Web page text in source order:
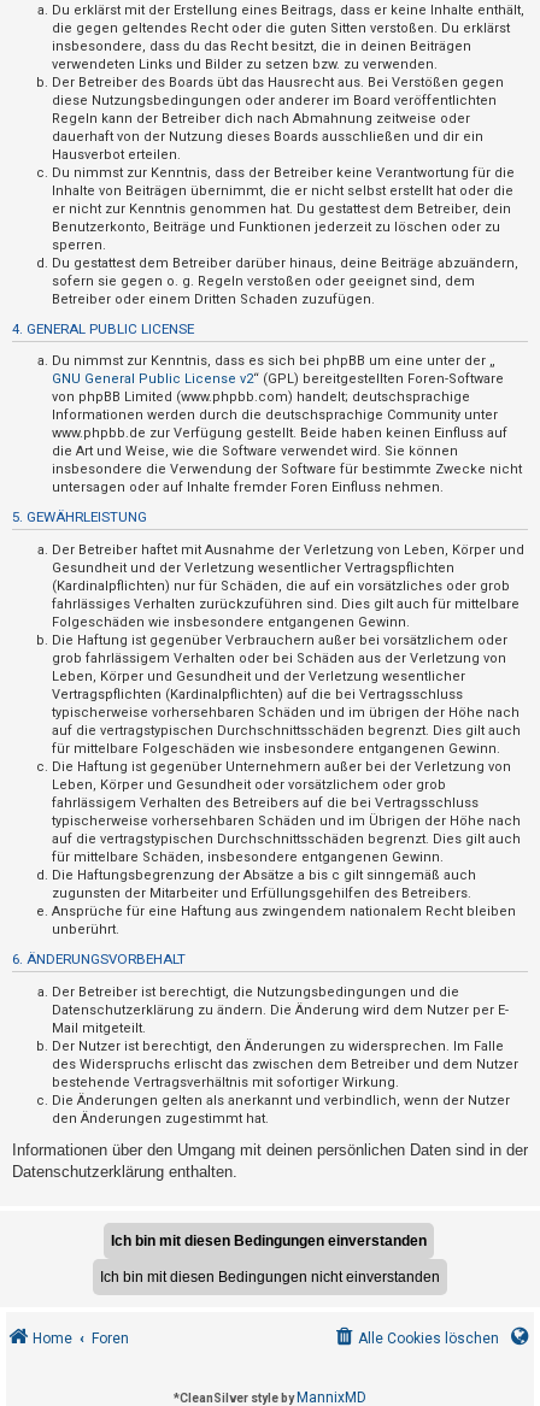
t
e
m
Du erklärst mit der Erstellung eines Beitrags, dass er keine Inhalte enthält,
die gegen geltendes Recht oder die guten Sitten verstoßen. Du erklärst
insbesondere, dass du das Recht besitzt, die in deinen Beiträgen
verwendeten Links und Bilder zu setzen bzw. zu verwenden.
Der Betreiber des Boards übt das Hausrecht aus. Bei Verstößen gegen
diese Nutzungsbedingungen oder anderer im Board veröffentlichten
Regeln kann der Betreiber dich nach Abmahnung zeitweise oder
dauerhaft von der Nutzung dieses Boards ausschließen und dir ein
Hausverbot erteilen.
Du nimmst zur Kenntnis, dass der Betreiber keine Verantwortung für die
Inhalte von Beiträgen übernimmt, die er nicht selbst erstellt hat oder die
er nicht zur Kenntnis genommen hat. Du gestattest dem Betreiber, dein
Benutzerkonto, Beiträge und Funktionen jederzeit zu löschen oder zu
sperren.
Du gestattest dem Betreiber darüber hinaus, deine Beiträge abzuändern,
sofern sie gegen o. g. Regeln verstoßen oder geeignet sind, dem
Betreiber oder einem Dritten Schaden zuzufügen.
4. GENERAL PUBLIC LICENSE
Du nimmst zur Kenntnis, dass es sich bei phpBB um eine unter der „
GNU General Public License v2“ (GPL) bereitgestellten Foren-Software
von phpBB Limited (www.phpbb.com) handelt; deutschsprachige
Informationen werden durch die deutschsprachige Community unter
www.phpbb.de zur Verfügung gestellt. Beide haben keinen Einfluss auf
die Art und Weise, wie die Software verwendet wird. Sie können
insbesondere die Verwendung der Software für bestimmte Zwecke nicht
untersagen oder auf Inhalte fremder Foren Einfluss nehmen.
5. GEWÄHRLEISTUNG
Der Betreiber haftet mit Ausnahme der Verletzung von Leben, Körper und
Gesundheit und der Verletzung wesentlicher Vertragspflichten
(Kardinalpflichten) nur für Schäden, die auf ein vorsätzliches oder grob
fahrlässiges Verhalten zurückzuführen sind. Dies gilt auch für mittelbare
Folgeschäden wie insbesondere entgangenen Gewinn.
Die Haftung ist gegenüber Verbrauchern außer bei vorsätzlichem oder
grob fahrlässigem Verhalten oder bei Schäden aus der Verletzung von
Leben, Körper und Gesundheit und der Verletzung wesentlicher
Vertragspflichten (Kardinalpflichten) auf die bei Vertragsschluss
typischerweise vorhersehbaren Schäden und im übrigen der Höhe nach
auf die vertragstypischen Durchschnittsschäden begrenzt. Dies gilt auch
für mittelbare Folgeschäden wie insbesondere entgangenen Gewinn.
Die Haftung ist gegenüber Unternehmern außer bei der Verletzung von
Leben, Körper und Gesundheit oder vorsätzlichem oder grob
fahrlässigem Verhalten des Betreibers auf die bei Vertragsschluss
typischerweise vorhersehbaren Schäden und im Übrigen der Höhe nach
auf die vertragstypischen Durchschnittsschäden begrenzt. Dies gilt auch
für mittelbare Schäden, insbesondere entgangenen Gewinn.
Die Haftungsbegrenzung der Absätze a bis c gilt sinngemäß auch
zugunsten der Mitarbeiter und Erfüllungsgehilfen des Betreibers.
Ansprüche für eine Haftung aus zwingendem nationalem Recht bleiben
unberührt.
6. ÄNDERUNGSVORBEHALT
Der Betreiber ist berechtigt, die Nutzungsbedingungen und die
Datenschutzerklärung zu ändern. Die Änderung wird dem Nutzer per E-
Mail mitgeteilt.
Der Nutzer ist berechtigt, den Änderungen zu widersprechen. Im Falle
des Widerspruchs erlischt das zwischen dem Betreiber und dem Nutzer
bestehende Vertragsverhältnis mit sofortiger Wirkung.
Die Änderungen gelten als anerkannt und verbindlich, wenn der Nutzer
den Änderungen zugestimmt hat.
Informationen über den Umgang mit deinen persönlichen Daten sind in der
Datenschutzerklärung enthalten.
Home Foren Alle Cookies löschen
*CleanSilver style byMannixMD